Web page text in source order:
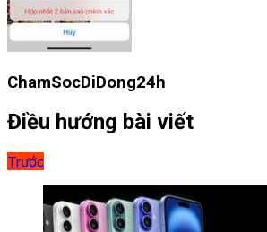
ChamSocDiDong24h
Điều hướng bài viết
Trước